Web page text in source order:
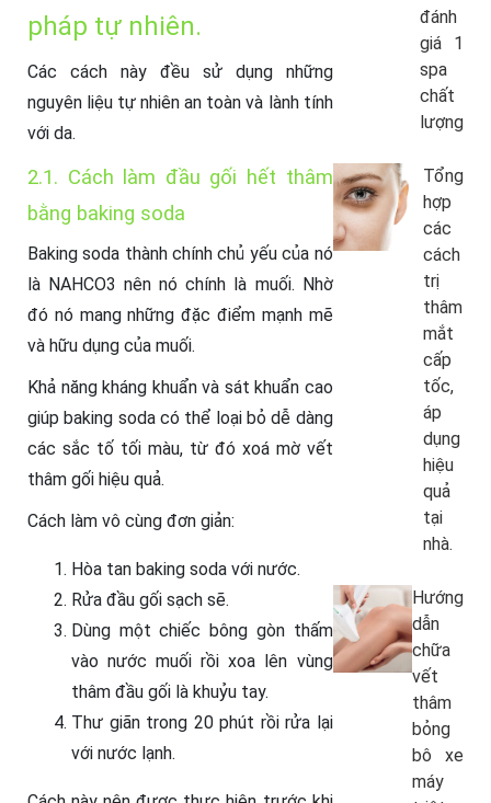
pháp tự nhiên.
Các cách này đều sử dụng những
nguyên liệu tự nhiên an toàn và lành tính
với da.
2.1. Cách làm đầu gối hết thâm
bằng baking soda
Baking soda thành chính chủ yếu của nó
là NAHCO3 nên nó chính là muối. Nhờ
đó nó mang những đặc điểm mạnh mẽ
và hữu dụng của muối.
Khả năng kháng khuẩn và sát khuẩn cao
giúp baking soda có thể loại bỏ dễ dàng
các sắc tố tối màu, từ đó xoá mờ vết
thâm gối hiệu quả.
Cách làm vô cùng đơn giản:
Hòa tan baking soda với nước.
Rửa đầu gối sạch sẽ.
Dùng một chiếc bông gòn thấm
vào nước muối rồi xoa lên vùng
thâm đầu gối là khuỷu tay.
Thư giãn trong 20 phút rồi rửa lại
với nước lạnh.
đánh
giá 1
spa
chất
lượng
Tổng
hợp
các
cách
trị
thâm
mắt
cấp
tốc,
áp
dụng
hiệu
quả
tại
nhà.
Hướng
dẫn
chữa
vết
thâm
bỏng
bô xe
máy